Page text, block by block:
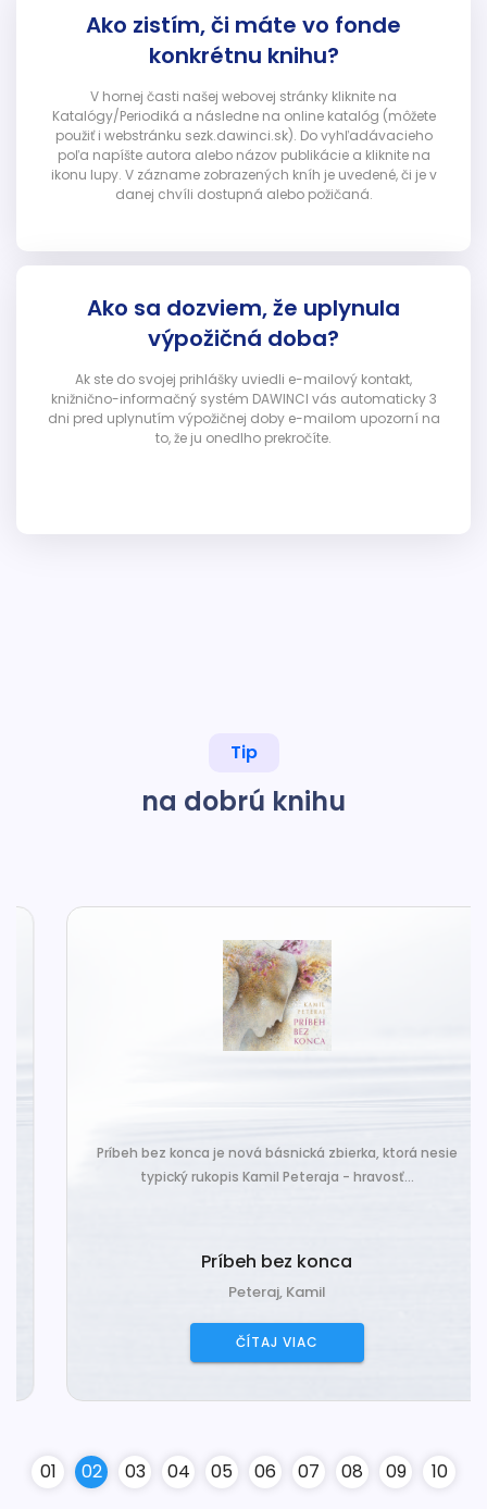
Ako zistím, či máte vo fonde
konkrétnu knihu?
V hornej časti našej webovej stránky kliknite na
Katalógy/Periodiká a následne na online katalóg (môžete
použiť i webstránku sezk.dawinci.sk). Do vyhľadávacieho
poľa napíšte autora alebo názov publikácie a kliknite na
ikonu lupy. V zázname zobrazených kníh je uvedené, či je v
danej chvíli dostupná alebo požičaná.
Ako sa dozviem, že uplynula
výpožičná doba?
Ak ste do svojej prihlášky uviedli e-mailový kontakt,
knižnično-informačný systém DAWINCI vás automaticky 3
dni pred uplynutím výpožičnej doby e-mailom upozorní na
to, že ju onedlho prekročíte.
Tip
na dobrú knihu
Príbeh bez konca je nová básnická zbierka, ktorá nesie
typický rukopis Kamil Peteraja - hravosť...
Príbeh bez konca
Peteraj, Kamil
ČÍTAJ VIAC
01 02 03 04 05 06 07 08 09 10